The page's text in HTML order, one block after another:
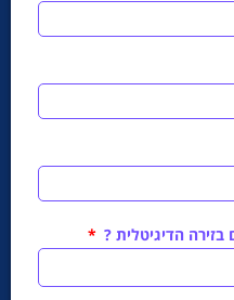
הדיגיטלית ?